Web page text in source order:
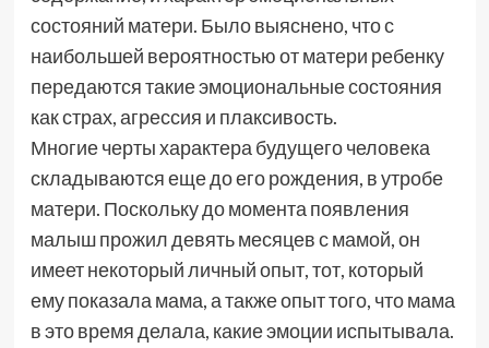
состояний матери. Было выяснено, что с
наибольшей вероятностью от матери ребенку
передаются такие эмоциональные состояния
как страх, агрессия и плаксивость.
Многие черты характера будущего человека
складываются еще до его рождения, в утробе
матери. Поскольку до момента появления
малыш прожил девять месяцев с мамой, он
имеет некоторый личный опыт, тот, который
ему показала мама, а также опыт того, что мама
в это время делала, какие эмоции испытывала.